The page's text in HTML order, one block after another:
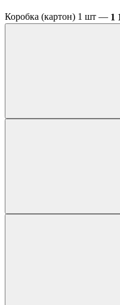
Коробка (картон) 1 шт — 1